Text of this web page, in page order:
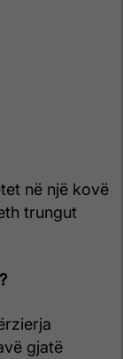
në një kovë
trungut
gjatë